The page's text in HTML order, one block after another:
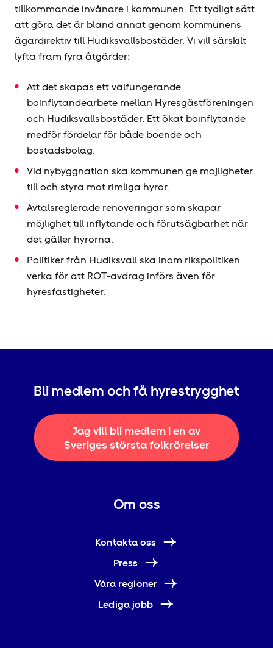
tillkommande invånare i kommunen. Ett tydligt sätt
att göra det är bland annat genom kommunens
ägardirektiv till Hudiksvallsbostäder. Vi vill särskilt
lyfta fram fyra åtgärder:
Att det skapas ett välfungerande
boinflytandearbete mellan Hyresgäst­föreningen
och Hudiksvallsbostäder. Ett ökat boinflytande
medför fördelar för både boende och
bostadsbolag.
Vid nybyggnation ska kommunen ge möjligheter
till och styra mot rimliga hyror.
Avtalsreglerade renoveringar som skapar
möjlighet till inflytande och förutsägbarhet när
det gäller hyrorna.
Politiker från Hudiksvall ska inom rikspolitiken
verka för att ROT-avdrag införs även för
hyresfastigheter.
Bli medlem och få hyrestrygghet
Jag vill bli medlem i en av
Sveriges största folkrörelser
Om oss
Kontakta oss
Press
Våra regioner
Lediga jobb